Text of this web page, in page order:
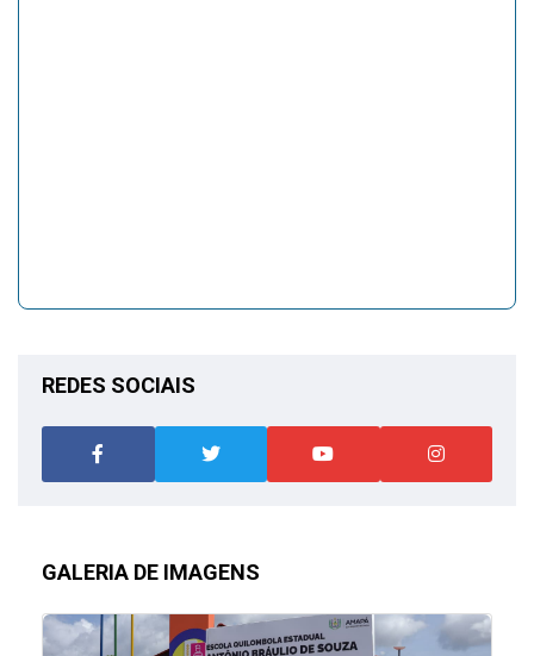
REDES SOCIAIS
GALERIA DE IMAGENS